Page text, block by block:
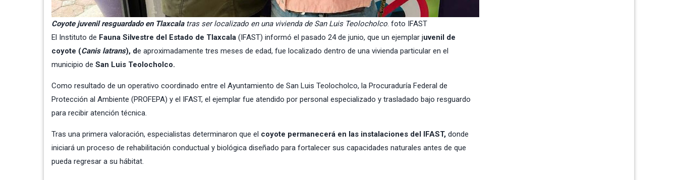
Coyote juvenil resguardado en Tlaxcalatras ser localizado en una vivienda de San Luis Teolocholco. foto IFAST
El Instituto de Fauna Silvestre del Estado de Tlaxcala (IFAST) informó el pasado 24 de junio, que un ejemplar juvenil de
coyote (Canis latrans), de aproximadamente tres meses de edad, fue localizado dentro de una vivienda particular en el
municipio de San Luis Teolocholco.
Como resultado de un operativo coordinado entre el Ayuntamiento de San Luis Teolocholco, la Procuraduría Federal de
Protección al Ambiente (PROFEPA) y el IFAST, el ejemplar fue atendido por personal especializado y trasladado bajo resguardo
para recibir atención técnica.
Tras una primera valoración, especialistas determinaron que el coyote permanecerá en las instalaciones del IFAST, donde
iniciará un proceso de rehabilitación conductual y biológica diseñado para fortalecer sus capacidades naturales antes de que
pueda regresar a su hábitat.